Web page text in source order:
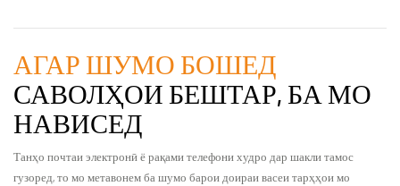
АГАР ШУМО БОШЕД
САВОЛҲОИ БЕШТАР, БА МО
НАВИСЕД
Танҳо почтаи электронӣ ё рақами телефони худро дар шакли тамос
гузоред, то мо метавонем ба шумо барои доираи васеи тарҳҳои мо